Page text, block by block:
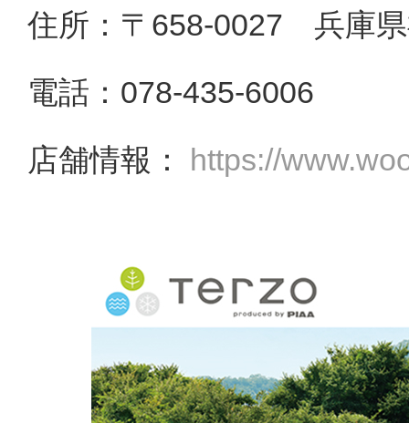
住所：〒658-0027 兵庫
電話：078-435-6006
店舗情報：
https://